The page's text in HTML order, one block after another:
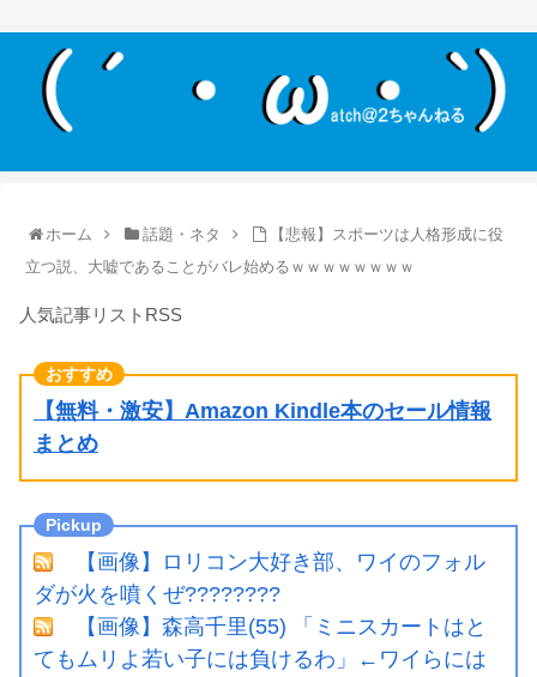
ホーム 話題・ネタ
【悲報】スポーツは人格形成に役
立つ説、大嘘であることがバレ始めるｗｗｗｗｗｗｗｗ
人気記事リストRSS
【無料・激安】Amazon Kindle本のセール情報
まとめ
【画像】ロリコン大好き部、ワイのフォル
ダが火を噴くぜ????????
【画像】森高千里(55) 「ミニスカートはと
てもムリよ若い子には負けるわ」←ワイらには